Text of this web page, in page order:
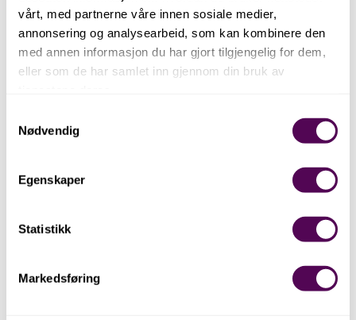
vårt, med partnerne våre innen sosiale medier,
annonsering og analysearbeid, som kan kombinere den
med annen informasjon du har gjort tilgjengelig for dem,
eller som de har samlet inn gjennom din bruk av
Nødvendig
Egenskaper
Statistikk
Markedsføring
Vaksne 130,-
Born gratis
Studentar 65,-
Born inntil 18 år. Born under 12 år må gå i følje med
Gruppepris
Grupper over 20 personar - 110,-